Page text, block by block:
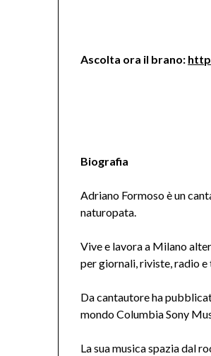
Ascolta ora il brano:
Biografia
Adriano Formoso è un
naturopata.
Vive e lavora a Milano
per giornali, riviste, radio
Da cantautore ha
mondo Columbia Sony
La sua musica spazia dal